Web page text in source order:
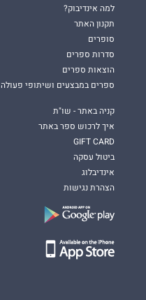
למה אינדיבוק?
תקנון האתר
סופרים
סדרות ספרים
הוצאות ספרים
ספרים במבצעים ושיתופי פעולה
קניה באתר - שו"ת
איך לרכוש ספר באתר
GIFT CARD
ביטול עסקה
אינדיבלוג
הצהרת נגישות